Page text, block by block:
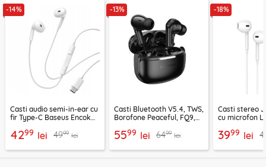
-14%
Casti audio semi-in-ear cu
fir Type-C Baseus Encok
4299 lei 4999 lei
-13%
Casti Bluetooth V5.4, TWS,
Borofone Peaceful, FQ9,
5599 lei 6499 lei
-18%
Casti stereo
cu microfon
3999 lei